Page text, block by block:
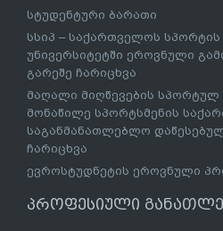
სტუდენტური ბარათი
სსიპ – საქართველოს
უნივერსიტეტში ეროვნული
გარეშე ჩარიცხვა
მაღალი მიღწევების სპორტულ
მონაწილე სპორტსმენის
საგანმანათლებლო
ჩარიცხვა
ევროსტუდნეტის ეროვნული
პროფესიული